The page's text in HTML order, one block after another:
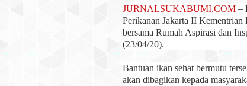
JURNALSUKABUMI.COM –
Perikanan Jakarta II
bersama Rumah Aspirasi dan
(23/04/20).
Bantuan ikan sehat bermutu
akan dibagikan kepada